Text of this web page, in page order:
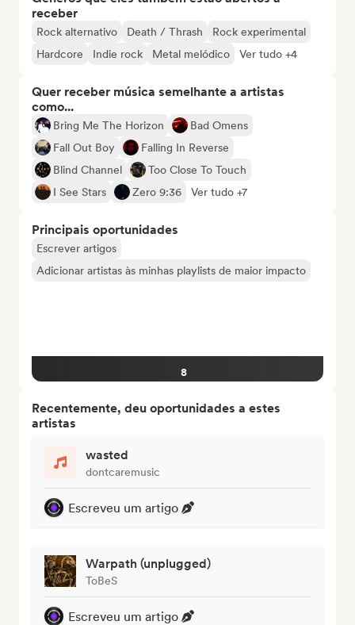
receber
Rock alternativo Death / Thrash
Rock experimental
Hardcore
Indie rock Metal melódico Ver tudo +4
Quer receber música semelhante a artistas
como...
Bring Me The Horizon
Bad Omens
Fall Out Boy
Falling In Reverse
Blind Channel
Too Close To Touch
I See Stars
Zero 9:36 Ver tudo +7
Principais oportunidades
Escrever artigos
Adicionar artistas às minhas playlists de maior impacto
8
Recentemente, deu oportunidades a estes
artistas
wasted
dontcaremusic
Escreveu um artigo
Warpath (unplugged)
ToBeS
Escreveu um artigo